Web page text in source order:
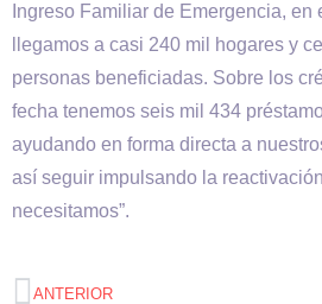
Ingreso Familiar de Emergencia, en
llegamos a casi 240 mil hogares y
personas beneficiadas. Sobre los
fecha tenemos seis mil 434
ayudando en forma directa a
así seguir impulsando la
necesitamos”.
ANTERIOR